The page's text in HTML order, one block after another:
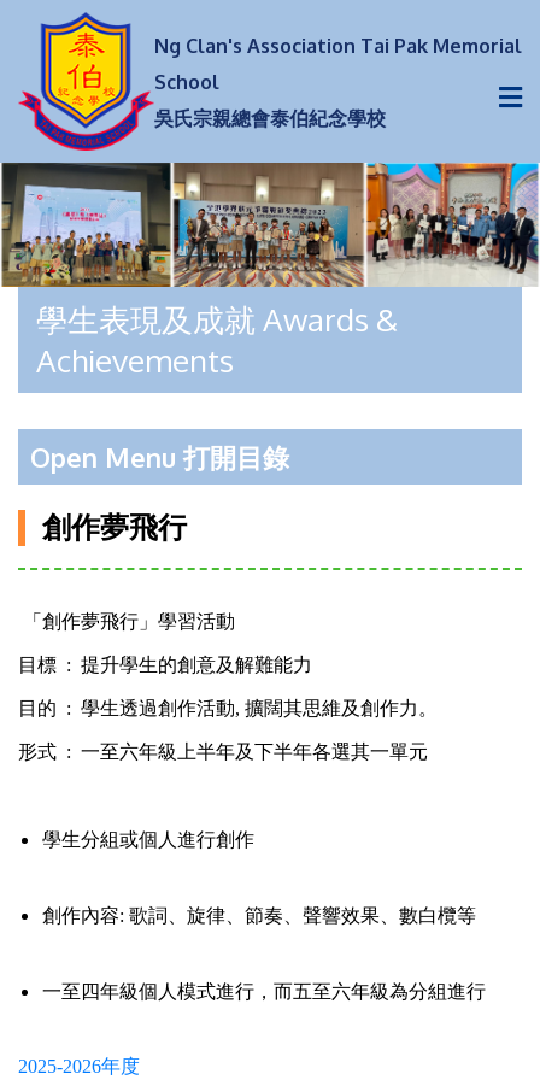
Ng Clan's Association Tai Pak Memorial
School
吳氏宗親總會泰伯紀念學校
學生表現及成就 Awards &
Achievements
Open Menu 打開目錄
創作夢飛行
「創作夢飛行」學習活動
目標 : 提升學生的創意及解難能力
目的 : 學生透過創作活動, 擴闊其思維及創作力。
形式 : 一至六年級上半年及下半年各選其一單元
學生分組或個人進行創作
創作內容: 歌詞、旋律、節奏、聲響效果、數白欖等
一至四年級個人模式進行，而五至六年級為分組進行
2025-2026年度